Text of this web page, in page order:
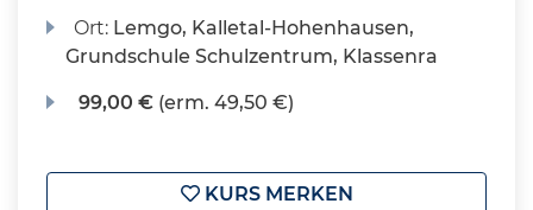
Ort: Lemgo, Kalletal-Hohenhausen,
Grundschule Schulzentrum, Klassenra
99,00 € (erm. 49,50 €)
KURS MERKEN